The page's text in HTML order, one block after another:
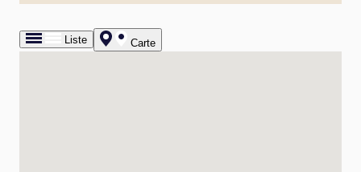
Liste Carte